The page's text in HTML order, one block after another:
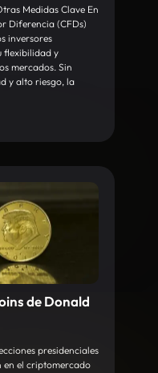
Medidas Clave En
Diferencia (CFDs)
inversores
flexibilidad y
mercados. Sin
y alto riesgo, la
de Donald
presidenciales
en el criptomercado